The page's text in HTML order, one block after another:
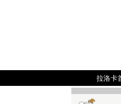
拉洛卡